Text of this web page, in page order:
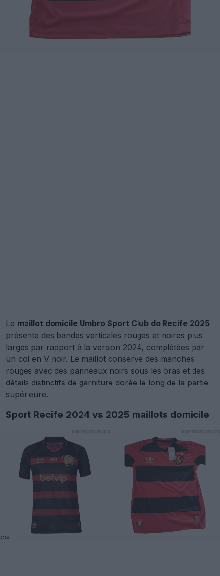
Le maillot domicile Umbro Sport Club do Recife 2025
présente des bandes verticales rouges et noires plus
larges par rapport à la version 2024, complétées par
un col en V noir. Le maillot conserve des manches
rouges avec des panneaux noirs sous les bras et des
détails distinctifs de garniture dorée le long de la partie
supérieure.
Sport Recife 2024 vs 2025 maillots domicile